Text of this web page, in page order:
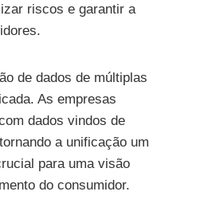
riscos e garantir a
de dados de múltiplas
As empresas
dados vindos de
a unificação um
para uma visão
do consumidor.